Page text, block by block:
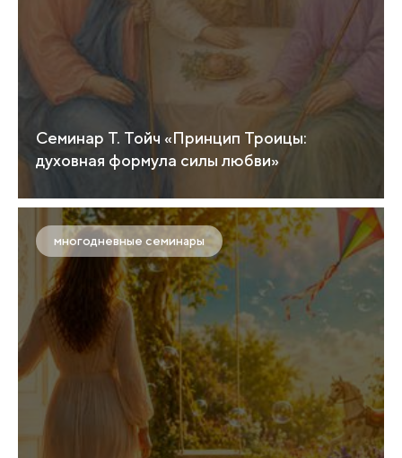
Семинар Т. Тойч «Принцип Троицы:
духовная формула силы любви»
многодневные семинары